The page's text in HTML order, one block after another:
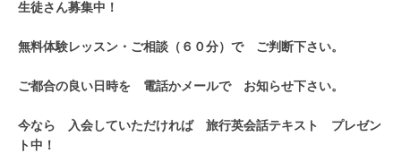
生徒さん募集中！
無料体験レッスン・ご相談（６０分）で ご判断下さい。
ご都合の良い日時を 電話かメールで お知らせ下さい。
今なら 入会していただければ 旅行英会話テキスト プレゼン
ト中！